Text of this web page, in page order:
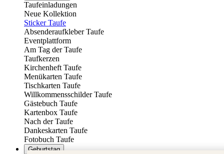
Taufeinladungen
Neue Kollektion
Sticker Taufe
Absenderaufkleber Taufe
Eventplattform
Am Tag der Taufe
Taufkerzen
Kirchenheft Taufe
Menükarten Taufe
Tischkarten Taufe
Willkommensschilder Taufe
Gästebuch Taufe
Kartenbox Taufe
Nach der Taufe
Dankeskarten Taufe
Fotobuch Taufe
Geburtstag